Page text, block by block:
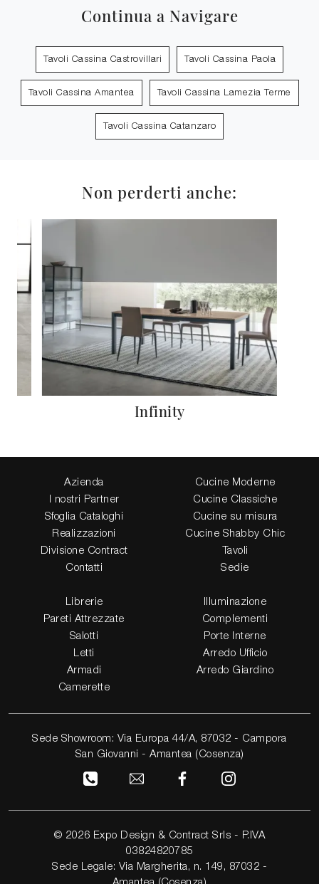
Continua a Navigare
Tavoli Cassina Castrovillari Tavoli Cassina Paola
Tavoli Cassina Amantea Tavoli Cassina Lamezia Terme
Tavoli Cassina Catanzaro
Non perderti anche:
Infinity
Azienda
I nostri Partner
Sfoglia Cataloghi
Realizzazioni
Divisione Contract
Contatti
Cucine Moderne
Cucine Classiche
Cucine su misura
Cucine Shabby Chic
Tavoli
Sedie
Librerie
Pareti Attrezzate
Salotti
Letti
Armadi
Camerette
Illuminazione
Complementi
Porte Interne
Arredo Ufficio
Arredo Giardino
Sede Showroom: Via Europa 44/A, 87032 - Campora
San Giovanni - Amantea (Cosenza)
© 2026 Expo Design & Contract Srls - P.IVA
03824820785
Sede Legale: Via Margherita, n. 149, 87032 -